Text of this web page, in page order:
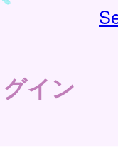
イン